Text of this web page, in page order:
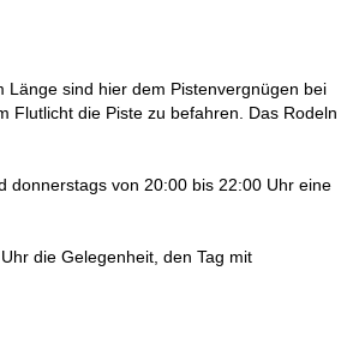
Länge sind hier dem Pistenvergnügen bei
Flutlicht die Piste zu befahren. Das Rodeln
donnerstags von 20:00 bis 22:00 Uhr eine
die Gelegenheit, den Tag mit